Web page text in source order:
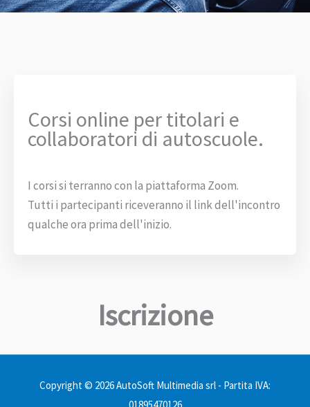
Corsi online per titolari e
collaboratori di autoscuole.
I corsi si terranno con la piattaforma Zoom.
Tutti i partecipanti riceveranno il link dell'incontro
qualche ora prima dell'inizio.
Iscrizione
Copyright © 2026 AutoSoft Multimedia srl - Partita IVA: